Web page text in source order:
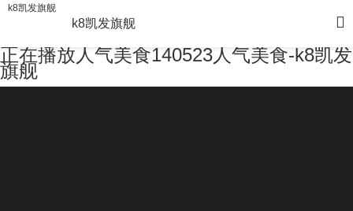
正在播放人气美食140523人气美食-k8凯发
旗舰
k8凯发旗舰
k8凯发旗舰